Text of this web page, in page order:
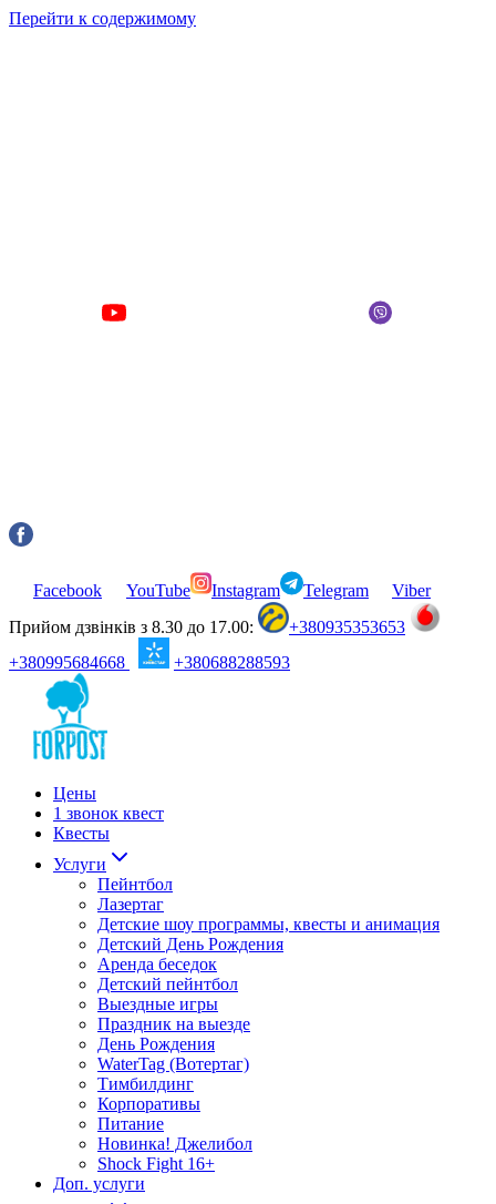
Перейти к содержимому
Facebook YouTube Instagram Telegram
Viber
Прийом дзвінків з 8.30 до 17.00:
+380935353653
+380995684668
+380688288593
Цены
1 звонок квест
Квесты
Услуги
Пейнтбол
Лазертаг
Детские шоу программы, квесты и анимация
Детский День Рождения
Аренда беседок
Детский пейнтбол
Выездные игры
Праздник на выезде
День Рождения
WaterTag (Вотертаг)
Тимбилдинг
Корпоративы
Питание
Новинка! Джелибол
Shock Fight 16+
Доп. услуги